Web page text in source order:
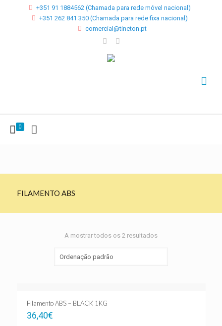
+351 91 1884562 (Chamada para rede móvel nacional)
+351 262 841 350 (Chamada para rede fixa nacional)
comercial@tineton.pt
0
FILAMENTO ABS
A mostrar todos os 2 resultados
Filamento ABS – BLACK 1KG
36,40€